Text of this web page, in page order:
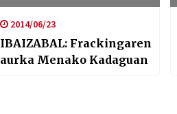
2014/06/23
IBAIZABAL: Frackingaren
aurka Menako Kadaguan